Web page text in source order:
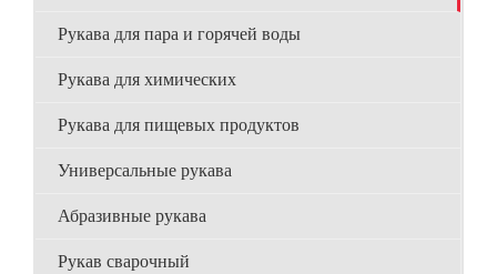
Рукава для пара и горячей воды
Рукава для химических
Рукава для пищевых продуктов
Универсальные рукава
Абразивные рукава
Рукав сварочный